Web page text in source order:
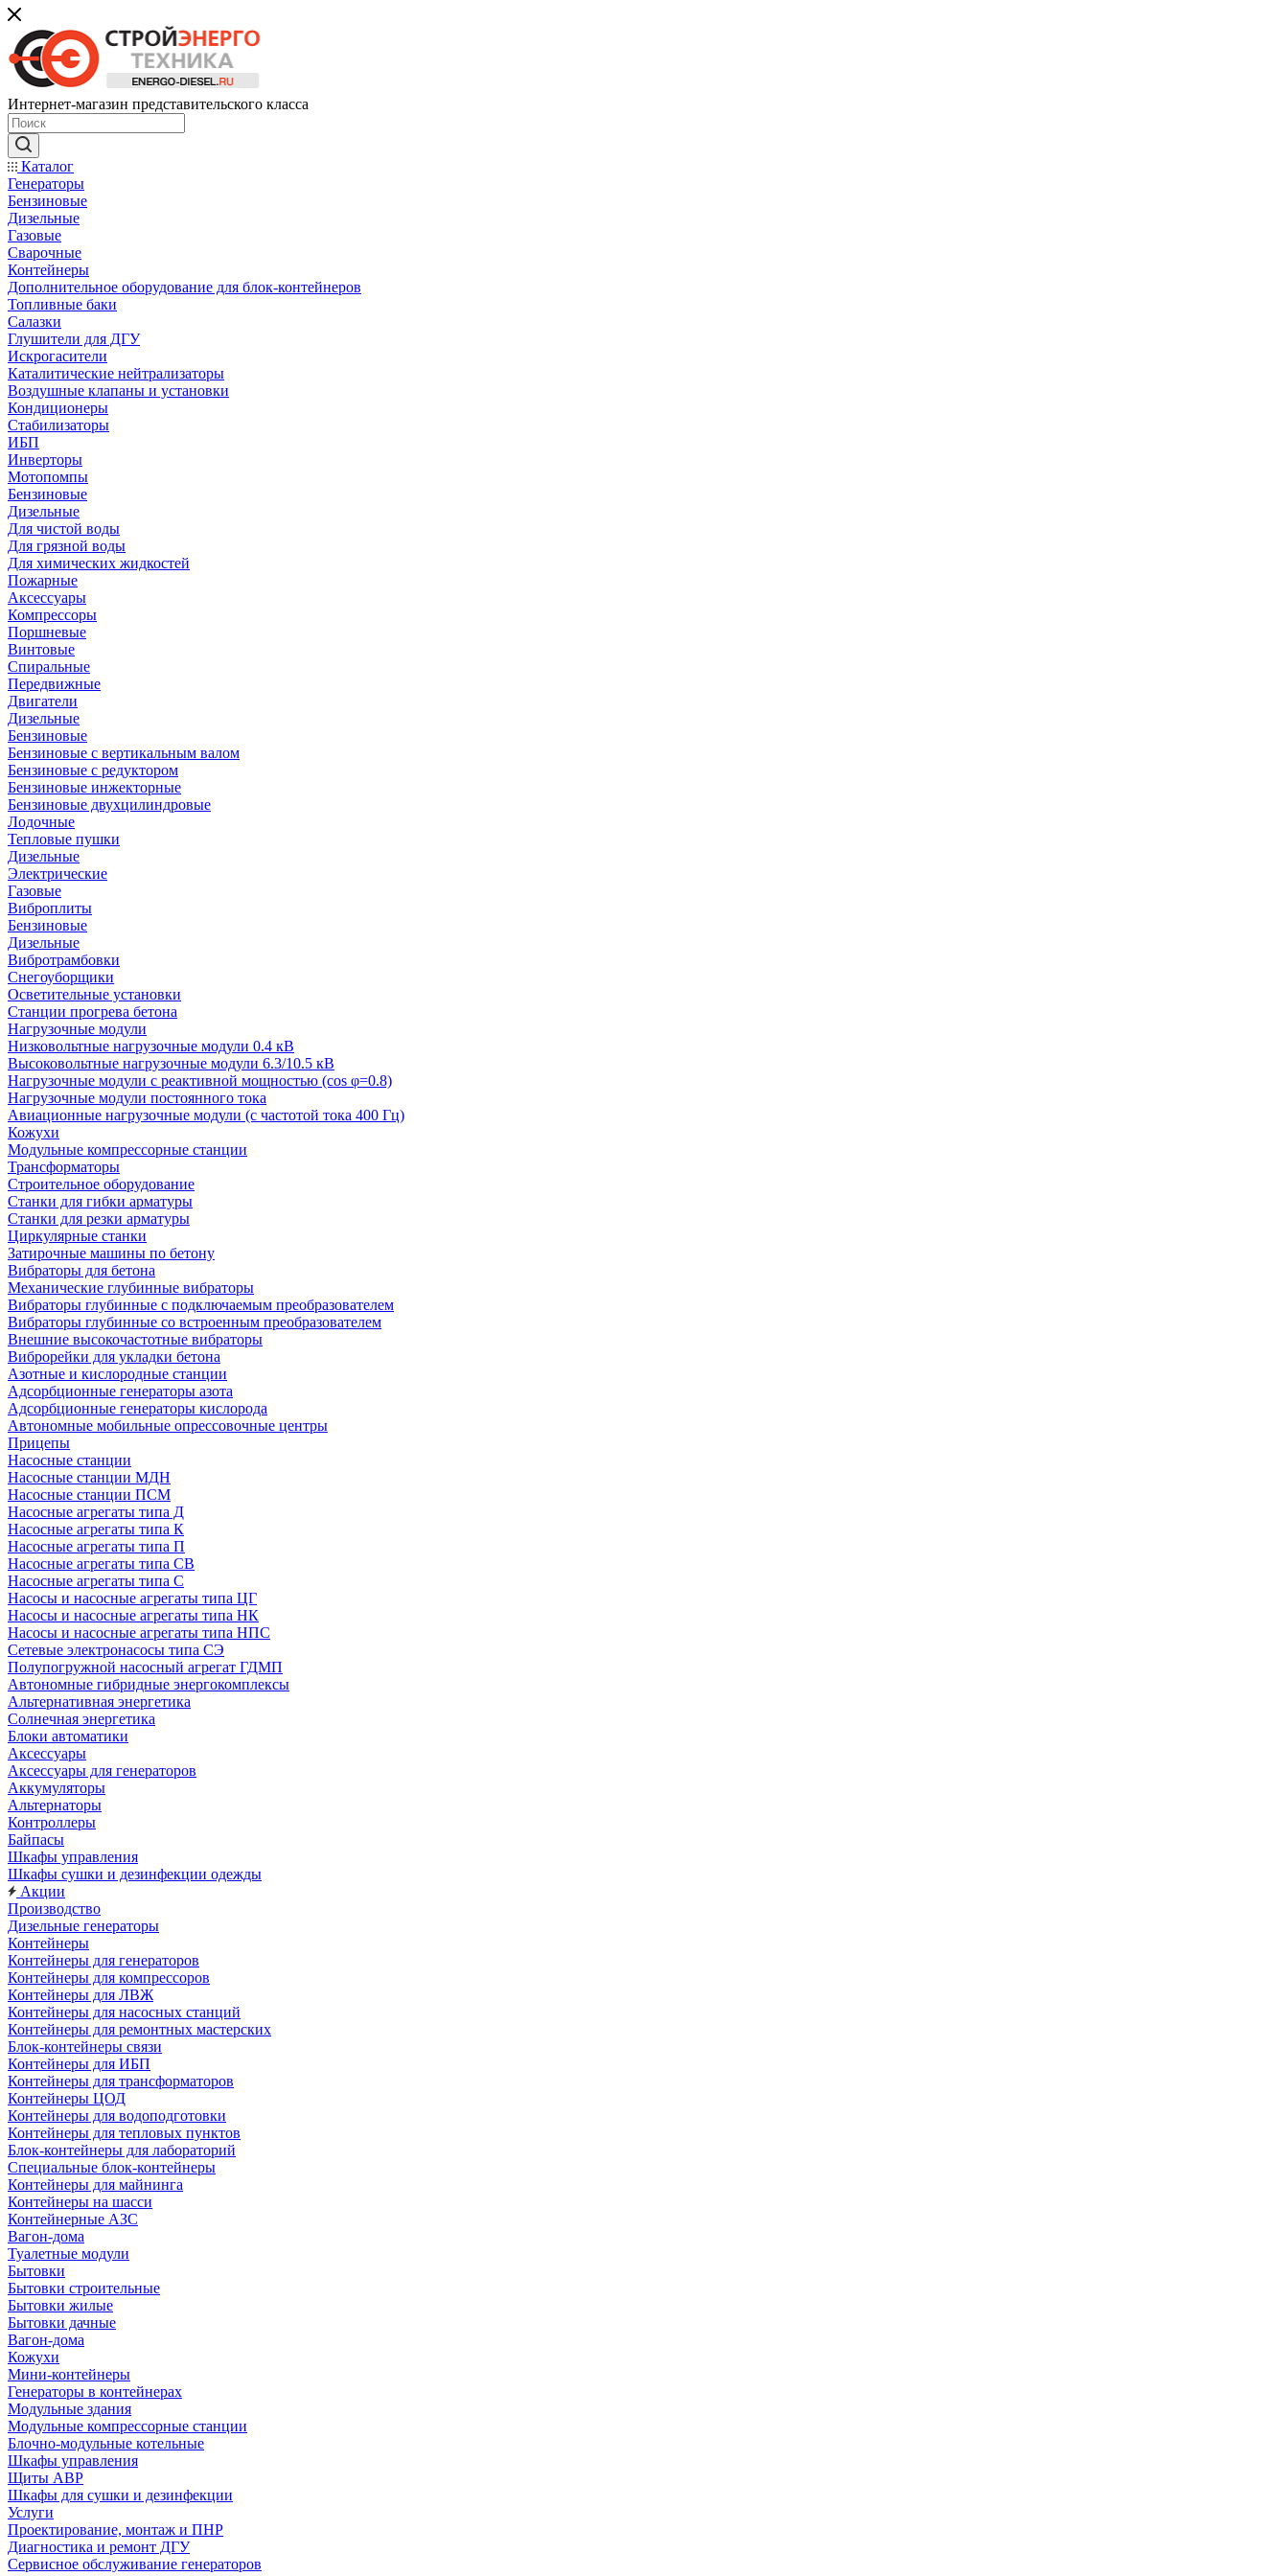
Интернет-магазин представительского класса
Каталог
Генераторы
Бензиновые
Дизельные
Газовые
Сварочные
Контейнеры
Дополнительное оборудование для блок-контейнеров
Топливные баки
Салазки
Глушители для ДГУ
Искрогасители
Каталитические нейтрализаторы
Воздушные клапаны и установки
Кондиционеры
Стабилизаторы
ИБП
Инверторы
Мотопомпы
Бензиновые
Дизельные
Для чистой воды
Для грязной воды
Для химических жидкостей
Пожарные
Аксессуары
Компрессоры
Поршневые
Винтовые
Спиральные
Передвижные
Двигатели
Дизельные
Бензиновые
Бензиновые с вертикальным валом
Бензиновые с редуктором
Бензиновые инжекторные
Бензиновые двухцилиндровые
Лодочные
Тепловые пушки
Дизельные
Электрические
Газовые
Виброплиты
Бензиновые
Дизельные
Вибротрамбовки
Снегоуборщики
Осветительные установки
Станции прогрева бетона
Нагрузочные модули
Низковольтные нагрузочные модули 0.4 кВ
Высоковольтные нагрузочные модули 6.3/10.5 кВ
Нагрузочные модули с реактивной мощностью (cos φ=0.8)
Нагрузочные модули постоянного тока
Авиационные нагрузочные модули (с частотой тока 400 Гц)
Кожухи
Модульные компрессорные станции
Трансформаторы
Строительное оборудование
Станки для гибки арматуры
Станки для резки арматуры
Циркулярные станки
Затирочные машины по бетону
Вибраторы для бетона
Механические глубинные вибраторы
Вибраторы глубинные с подключаемым преобразователем
Вибраторы глубинные со встроенным преобразователем
Внешние высокочастотные вибраторы
Виброрейки для укладки бетона
Азотные и кислородные станции
Адсорбционные генераторы азота
Адсорбционные генераторы кислорода
Автономные мобильные опрессовочные центры
Прицепы
Насосные станции
Насосные станции МДН
Насосные станции ПСМ
Насосные агрегаты типа Д
Насосные агрегаты типа К
Насосные агрегаты типа П
Насосные агрегаты типа СВ
Насосные агрегаты типа С
Насосы и насосные агрегаты типа ЦГ
Насосы и насосные агрегаты типа НК
Насосы и насосные агрегаты типа НПС
Сетевые электронасосы типа СЭ
Полупогружной насосный агрегат ГДМП
Автономные гибридные энергокомплексы
Альтернативная энергетика
Солнечная энергетика
Блоки автоматики
Аксессуары
Аксессуары для генераторов
Аккумуляторы
Альтернаторы
Контроллеры
Байпасы
Шкафы управления
Шкафы сушки и дезинфекции одежды
Акции
Производство
Дизельные генераторы
Контейнеры
Контейнеры для генераторов
Контейнеры для компрессоров
Контейнеры для ЛВЖ
Контейнеры для насосных станций
Контейнеры для ремонтных мастерских
Блок-контейнеры связи
Контейнеры для ИБП
Контейнеры для трансформаторов
Контейнеры ЦОД
Контейнеры для водоподготовки
Контейнеры для тепловых пунктов
Блок-контейнеры для лабораторий
Специальные блок-контейнеры
Контейнеры для майнинга
Контейнеры на шасси
Контейнерные АЗС
Вагон-дома
Туалетные модули
Бытовки
Бытовки строительные
Бытовки жилые
Бытовки дачные
Вагон-дома
Кожухи
Мини-контейнеры
Генераторы в контейнерах
Модульные здания
Модульные компрессорные станции
Блочно-модульные котельные
Шкафы управления
Щиты АВР
Шкафы для сушки и дезинфекции
Услуги
Проектирование, монтаж и ПНР
Диагностика и ремонт ДГУ
Сервисное обслуживание генераторов